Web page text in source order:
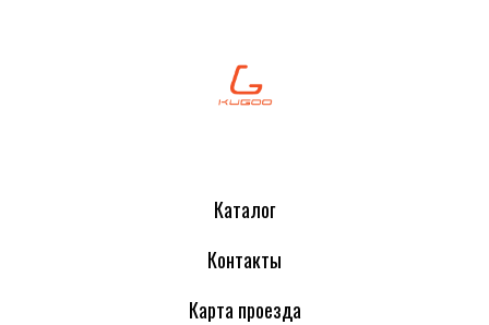
Каталог
Контакты
Карта проезда